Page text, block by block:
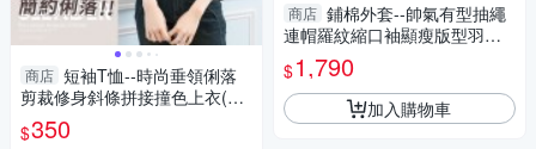
商店 短袖T恤--時尚垂領俐落
剪裁修身斜條拼接撞色上衣(黑
XL-5L)-U438眼圈熊中大尺碼
$350
商店 鋪棉外套--帥氣有型抽繩
連帽羅紋縮口袖顯瘦版型羽絨
棉外套(黑.藍.綠XL-3L)-J317眼
圈熊中大尺碼
$1,790
加入購物車